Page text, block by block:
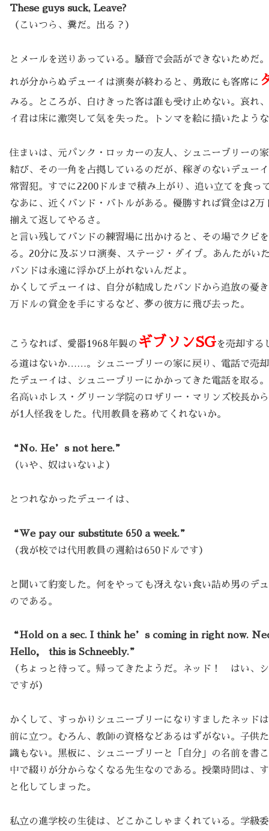
These guys suck, Leave?
（こいつら、糞だ。出る？）
とメールを送りあっている。騒音で会話ができないためだ
れが分からぬデューイは演奏が終わると、勇敢にも客席に
みる。ところが、白けきった客は誰も受け止めない。哀れ
イ君は床に激突して気を失った。トンマを絵に描いたよう
住まいは、元パンク・ロッカーの友人、シュニーブリーの
結び、その一角を占拠しているのだが、稼ぎのないデュー
常習犯。すでに2200ドルまで積み上がり、追い立てを食っ
なあに、近くバンド・バトルがある。優勝すれば賞金は2万
揃えて返してやるさ。
と言い残してバンドの練習場に出かけると、その場でクビ
る。20分に及ぶソロ演奏、ステージ・ダイブ。あんたがい
バンドは永遠に浮かび上がれないんだよ。
かくしてデューイは、自分が結成したバンドから追放の憂
万ドルの賞金を手にするなど、夢の彼方に飛び去った。
こうなれば、愛器1968年製の ギブソンSGを売却する
る道はないか……。シュニーブリーの家に戻り、電話で売
たデューイは、シュニーブリーにかかってきた電話を取る
名高いホレス・グリーン学院のロザリー・マリンズ校長か
が1人怪我をした。代用教員を務めてくれないか。
“No. He’s not here.”
（いや、奴はいないよ）
とつれなかったデューイは、
“We pay our substitute 650 a week.”
（我が校では代用教員の週給は650ドルです）
と聞いて豹変した。何をやっても冴えない食い詰め男のデ
のである。
“Hold on a sec. I think he’s coming in right now.
Hello， this is Schneebly.”
（ちょっと待って。帰ってきたようだ。ネッド！ はい、
ですが）
かくして、すっかりシュニーブリーになりすましたネッド
前に立つ。むろん、教師の資格などあるはずがない。子供
識もない。黒板に、シュニーブリーと「自分」の名前を書
中で綴りが分からなくなる先生なのである。授業時間は、
と化してしまった。
私立の進学校の生徒は、どこかこしゃまくれている。学級